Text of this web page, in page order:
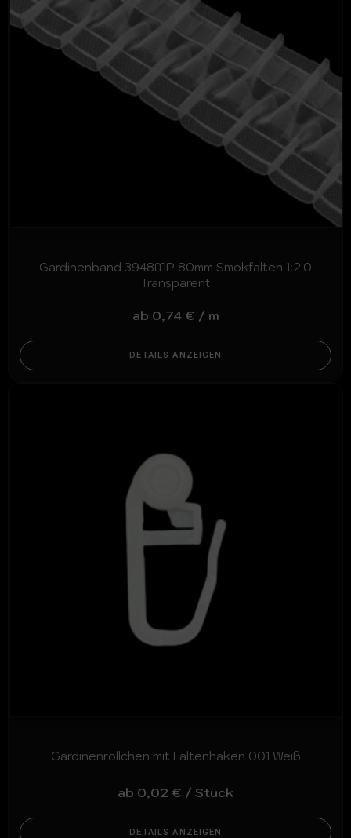
Gardinenband 3948MP 80mm Smokfalten 1:2.0
Transparent
ab 0,74 € / m
DETAILS ANZEIGEN
Gardinenröllchen mit Faltenhaken 001 Weiß
ab 0,02 € / Stück
DETAILS ANZEIGEN